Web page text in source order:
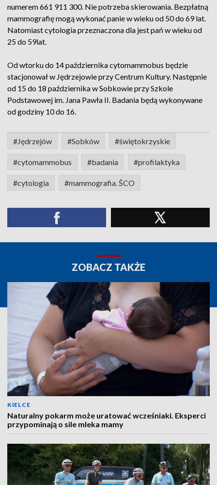
numerem 661 911 300. Nie potrzeba skierowania. Bezpłatną
mammografię mogą wykonać panie w wieku od 50 do 69 lat.
Natomiast cytologia przeznaczona dla jest pań w wieku od
25 do 59lat.
Od wtorku do 14 października cytomammobus będzie
stacjonował w Jędrzejowie przy Centrum Kultury. Następnie
od 15 do 18 października w Sobkowie przy Szkole
Podstawowej im. Jana Pawła II. Badania będą wykonywane
od godziny 10 do 16.
#Jędrzejów #Sobków #świętokrzyskie
#cytomammobus #badania #profilaktyka
#cytologia #mammografia. ŚCO
ZOBACZ TAKŻE
KIELCE
Naturalny pokarm może uratować wcześniaki. Eksperci
przypominają o sile mleka mamy